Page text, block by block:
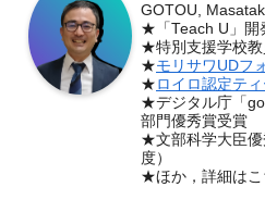
GOTOU,
★「Teach U」開
★特別支援学校教
★モリサワUDフ
★ ロイロ認定テ
★デジタル庁「
部門優秀賞受賞
★文部科学大臣優
度）
★ほか，詳細は